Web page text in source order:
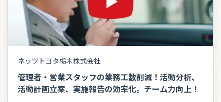
ネッツトヨタ栃木株式会社
管理者・営業スタッフの業務工数削減！活動分析、
活動計画立案、実施報告の効率化。チーム力向上！